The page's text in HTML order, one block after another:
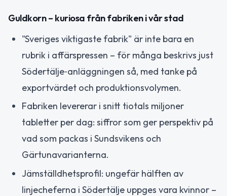
Guldkorn – kuriosa från fabriken i vår stad
"Sveriges viktigaste fabrik" är inte bara en
rubrik i affärspressen – för många beskrivs just
Södertälje‑anläggningen så, med tanke på
exportvärdet och produktionsvolymen.
Fabriken levererar i snitt tiotals miljoner
tabletter per dag: siffror som ger perspektiv på
vad som packas i Sundsvikens och
Gärtunavarianterna.
Jämställdhetsprofil: ungefär hälften av
linjecheferna i Södertälje uppges vara kvinnor –